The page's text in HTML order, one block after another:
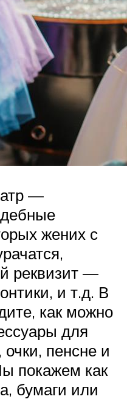
—
жених с
реквизит —
и т.д. В
как можно
для
пенсне и
покажем как
бумаги или